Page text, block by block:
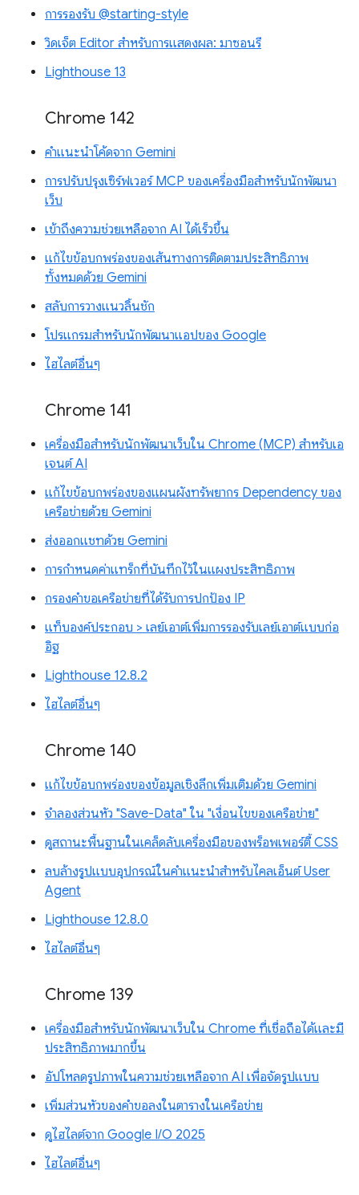
การรองรับ @starting-style
วิดเจ็ต Editor สำหรับการแสดงผล: มาซอนรี
Lighthouse 13
Chrome 142
คำแนะนำโค้ดจาก Gemini
การปรับปรุงเซิร์ฟเวอร์ MCP ของเครื่องมือสำหรับนักพัฒนา
เว็บ
เข้าถึงความช่วยเหลือจาก AI ได้เร็วขึ้น
แก้ไขข้อบกพร่องของเส้นทางการติดตามประสิทธิภาพ
ทั้งหมดด้วย Gemini
สลับการวางแนวลิ้นชัก
โปรแกรมสำหรับนักพัฒนาแอปของ Google
ไฮไลต์อื่นๆ
Chrome 141
เครื่องมือสำหรับนักพัฒนาเว็บใน Chrome (MCP) สำหรับเอ
เจนต์ AI
แก้ไขข้อบกพร่องของแผนผังทรัพยากร Dependency ของ
เครือข่ายด้วย Gemini
ส่งออกแชทด้วย Gemini
การกำหนดค่าแทร็กที่บันทึกไว้ในแผงประสิทธิภาพ
กรองคำขอเครือข่ายที่ได้รับการปกป้อง IP
แท็บองค์ประกอบ > เลย์เอาต์เพิ่มการรองรับเลย์เอาต์แบบก่อ
อิฐ
Lighthouse 12.8.2
ไฮไลต์อื่นๆ
Chrome 140
แก้ไขข้อบกพร่องของข้อมูลเชิงลึกเพิ่มเติมด้วย Gemini
จำลองส่วนหัว "Save-Data" ใน "เงื่อนไขของเครือข่าย"
ดูสถานะพื้นฐานในเคล็ดลับเครื่องมือของพร็อพเพอร์ตี้ CSS
ลบล้างรูปแบบอุปกรณ์ในคำแนะนำสำหรับไคลเอ็นต์ User
Agent
Lighthouse 12.8.0
ไฮไลต์อื่นๆ
Chrome 139
เครื่องมือสำหรับนักพัฒนาเว็บใน Chrome ที่เชื่อถือได้และมี
ประสิทธิภาพมากขึ้น
อัปโหลดรูปภาพในความช่วยเหลือจาก AI เพื่อจัดรูปแบบ
เพิ่มส่วนหัวของคำขอลงในตารางในเครือข่าย
ดูไฮไลต์จาก Google I/O 2025
ไฮไลต์อื่นๆ